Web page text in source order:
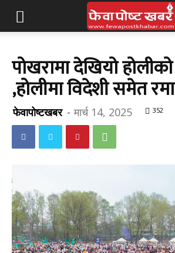
पोखरामा देखियो
,होलीमा विदेशी समेत
फेवापोष्टखबर - मार्च 14, 2025 352